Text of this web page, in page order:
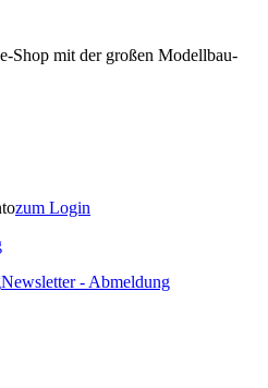
Shop mit der großen Modellbau-
zum Login
Newsletter - Abmeldung